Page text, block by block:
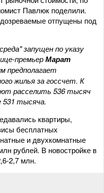
Павлюк поделили.
отпущены под
запущен по указу
премьерМарат
предполагает
жилья за госсчет. К
расселить 536 тысяч
531 тысяча.
квартиры,
бесплатных
и двухкомнатные
рублей. В новостройке в
2,7 млн.